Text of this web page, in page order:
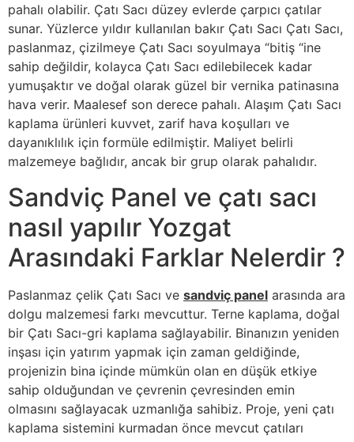
pahalı olabilir. Çatı Sacı düzey evlerde çarpıcı çatılar
sunar. Yüzlerce yıldır kullanılan bakır Çatı Sacı Çatı Sacı,
paslanmaz, çizilmeye Çatı Sacı soyulmaya “bitiş “ine
sahip değildir, kolayca Çatı Sacı edilebilecek kadar
yumuşaktır ve doğal olarak güzel bir vernika patinasına
hava verir. Maalesef son derece pahalı. Alaşım Çatı Sacı
kaplama ürünleri kuvvet, zarif hava koşulları ve
dayanıklılık için formüle edilmiştir. Maliyet belirli
malzemeye bağlıdır, ancak bir grup olarak pahalıdır.
Sandviç Panel ve çatı sacı
nasıl yapılır Yozgat
Arasındaki Farklar Nelerdir ?
Paslanmaz çelik Çatı Sacı ve sandviç panel arasında ara
dolgu malzemesi farkı mevcuttur. Terne kaplama, doğal
bir Çatı Sacı-gri kaplama sağlayabilir. Binanızın yeniden
inşası için yatırım yapmak için zaman geldiğinde,
projenizin bina içinde mümkün olan en düşük etkiye
sahip olduğundan ve çevrenin çevresinden emin
olmasını sağlayacak uzmanlığa sahibiz. Proje, yeni çatı
kaplama sistemini kurmadan önce mevcut çatıları